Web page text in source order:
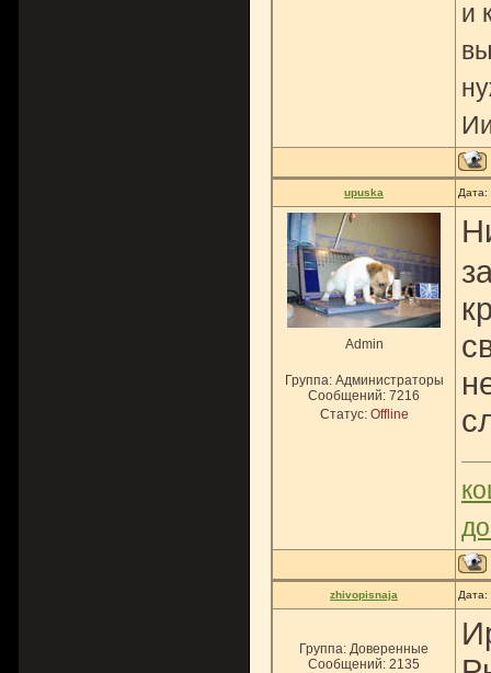
и
upuska
Admin
Группа: Администраторы
Сообщений: 7216
Статус: Offline
zhivopisnaja
Группа: Доверенные
Сообщений: 2135